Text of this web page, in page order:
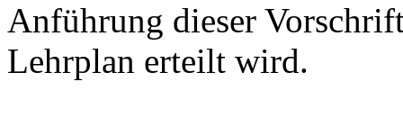
Anführung dieser
Lehrplan erteilt wird.